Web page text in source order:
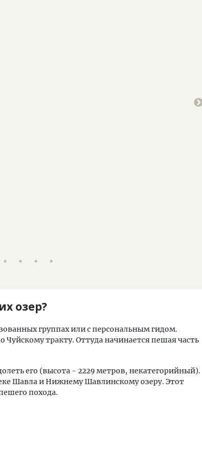
озер?
группах или с персональным гидом.
Чуйскому тракту. Оттуда начинается пешая часть
его (высота - 2229 метров, некатегорийный).
Шавла и Нижнему Шавлинскому озеру. Этот
похода.